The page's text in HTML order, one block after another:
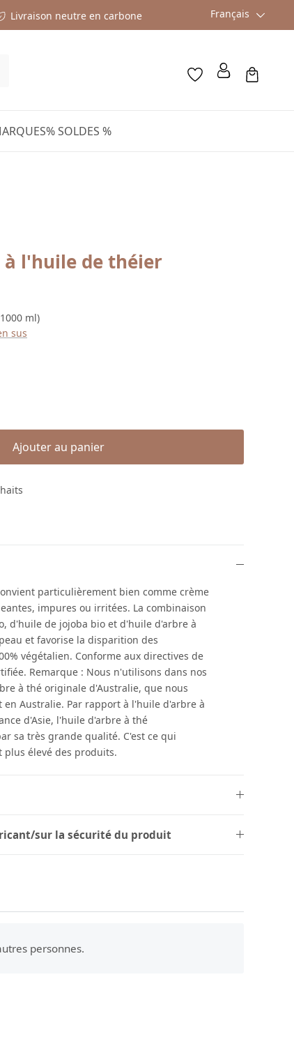
Livraison neutre en carbone Français
% SOLDES %
à l'huile de théier
ml)
sus
: Entrez la quantité souhaitée
Ajouter au panier
particulièrement bien comme crème
impures ou irritées. La combinaison
d'huile de jojoba bio et d'huile d'arbre à
et favorise la disparition des
végétalien. Conforme aux directives de
Remarque : Nous n'utilisons dans nos
à thé originale d'Australie, que nous
Australie. Par rapport à l'huile d'arbre à
d'Asie, l'huile d'arbre à thé
sa très grande qualité. C'est ce qui
élevé des produits.
sur la sécurité du produit
personnes.